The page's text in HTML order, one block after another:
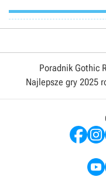
Poradnik Gothic
Najlepsze gry 2025